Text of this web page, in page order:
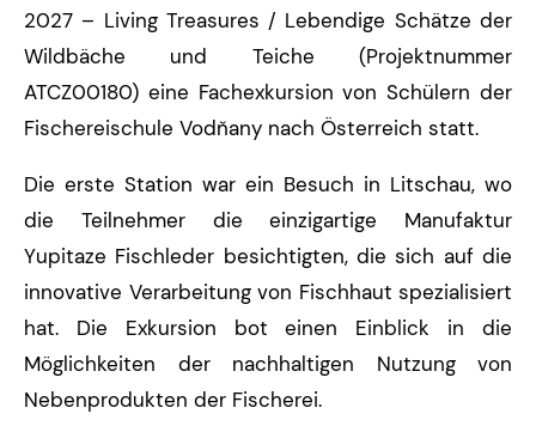
2027 – Living Treasures / Lebendige Schätze der
Wildbäche und Teiche (Projektnummer
ATCZ00180) eine Fachexkursion von Schülern der
Fischereischule Vodňany nach Österreich statt.
Die erste Station war ein Besuch in Litschau, wo
die Teilnehmer die einzigartige Manufaktur
Yupitaze Fischleder besichtigten, die sich auf die
innovative Verarbeitung von Fischhaut spezialisiert
hat. Die Exkursion bot einen Einblick in die
Möglichkeiten der nachhaltigen Nutzung von
Nebenprodukten der Fischerei.